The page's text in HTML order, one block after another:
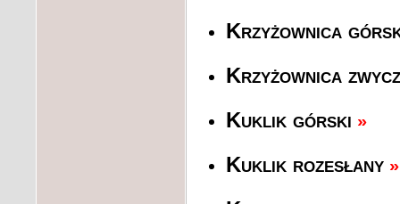
Krzyżownica
Krzyżownica
Kuklik górski »
Kuklik rozesłany »